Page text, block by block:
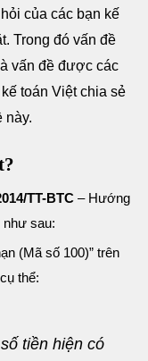
của các bạn kế
Trong đó vấn đề
vấn đề được các
toán Việt chia sẻ
này.
TT-BTC – Hướng
như sau:
(Mã số 100)” trên
thể:
tiền hiện có